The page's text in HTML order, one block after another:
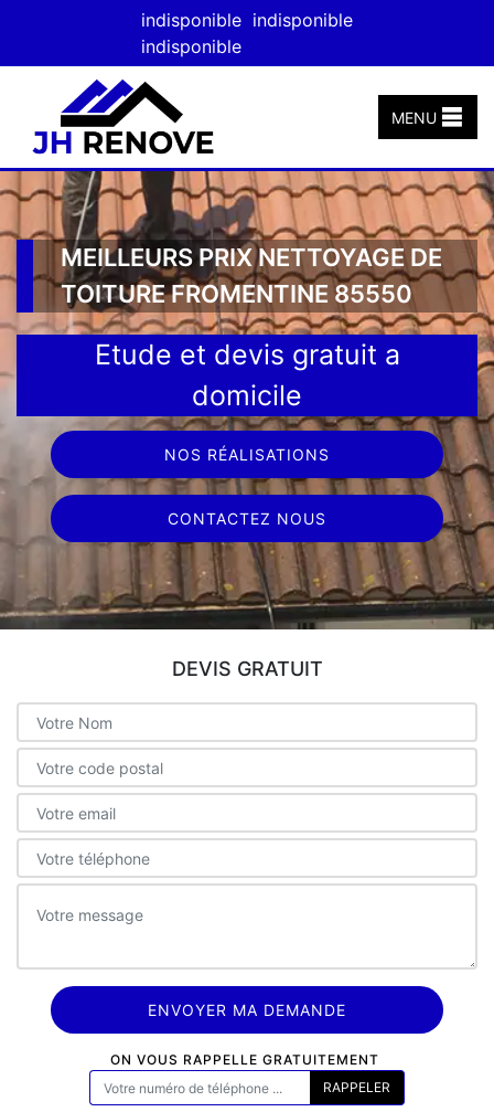
indisponible indisponible
indisponible
MENU
MEILLEURS PRIX NETTOYAGE DE
TOITURE FROMENTINE 85550
Etude et devis gratuit a
domicile
NOS RÉALISATIONS
CONTACTEZ NOUS
DEVIS GRATUIT
ON VOUS RAPPELLE GRATUITEMENT